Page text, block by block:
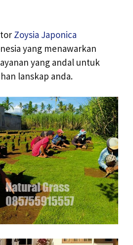
Zoysia Japonica
yang menawarkan
yang andal untuk
lanskap anda.